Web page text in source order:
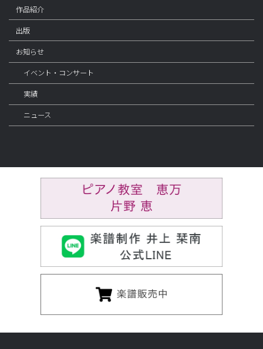
作品紹介
出版
お知らせ
イベント・コンサート
実績
ニュース